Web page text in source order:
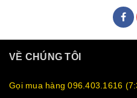
VỀ CHÚNG TÔI
Gọi mua hàng 096.403.1616